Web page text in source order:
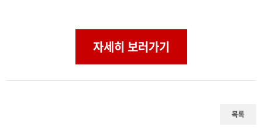
자세히 보러가기
목록